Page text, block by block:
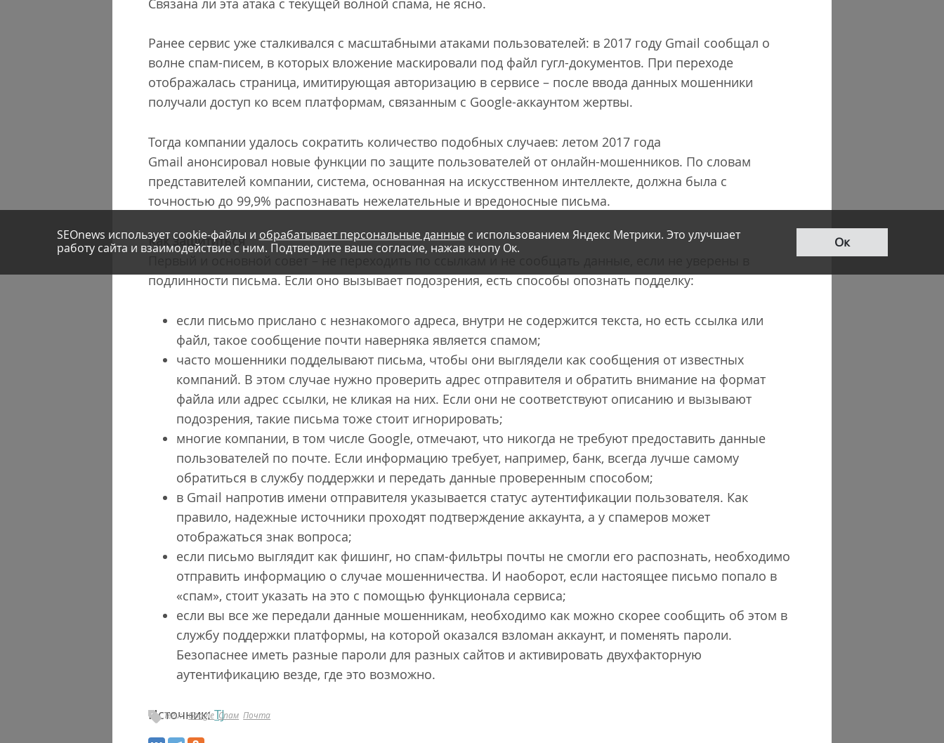
Ранее сервис уже сталкивался с масштабными атаками пользователей: в 2017 году Gmail сообщал о
волне спам-писем, в которых вложение маскировали под файл гугл-документов. При переходе
отображалась страница, имитирующая авторизацию в сервисе – после ввода данных мошенники
получали доступ ко всем платформам, связанным с Google-аккаунтом жертвы.
Тогда компании удалось сократить количество подобных случаев: летом 2017 года
Gmail анонсировал новые функции по защите пользователей от онлайн-мошенников. По словам
представителей компании, система, основанная на искусственном интеллекте, должна была с
точностью до 99,9% распознавать нежелательные и вредоносные письма.
Как защититься
Первый и основной совет – не переходить по ссылкам и не сообщать данные, если не уверены в
подлинности письма. Если оно вызывает подозрения, есть способы опознать подделку:
если письмо прислано с незнакомого адреса, внутри не содержится текста, но есть ссылка или
файл, такое сообщение почти наверняка является спамом;
часто мошенники подделывают письма, чтобы они выглядели как сообщения от известных
компаний. В этом случае нужно проверить адрес отправителя и обратить внимание на формат
файла или адрес ссылки, не кликая на них. Если они не соответствуют описанию и вызывают
подозрения, такие письма тоже стоит игнорировать;
многие компании, в том числе Google, отмечают, что никогда не требуют предоставить данные
пользователей по почте. Если информацию требует, например, банк, всегда лучше самому
обратиться в службу поддержки и передать данные проверенным способом;
в Gmail напротив имени отправителя указывается статус аутентификации пользователя. Как
правило, надежные источники проходят подтверждение аккаунта, а у спамеров может
отображаться знак вопроса;
если письмо выглядит как фишинг, но спам-фильтры почты не смогли его распознать, необходимо
отправить информацию о случае мошенничества. И наоборот, если настоящее письмо попало в
«спам», стоит указать на это с помощью функционала сервиса;
если вы все же передали данные мошенникам, необходимо как можно скорее сообщить об этом в
службу поддержки платформы, на которой оказался взломан аккаунт, и поменять пароли.
Безопаснее иметь разные пароли для разных сайтов и активировать двухфакторную
аутентификацию везде, где это возможно.
Источник:TJ
Теги: Google Спам Почта
SEOnews использует cookie-файлы и обрабатывает персональные данныес использованием Яндекс Метрики. Это улучшает
работу сайта и взаимодействие с ним. Подтвердите ваше согласие, нажав кнопу Ок.
Ок